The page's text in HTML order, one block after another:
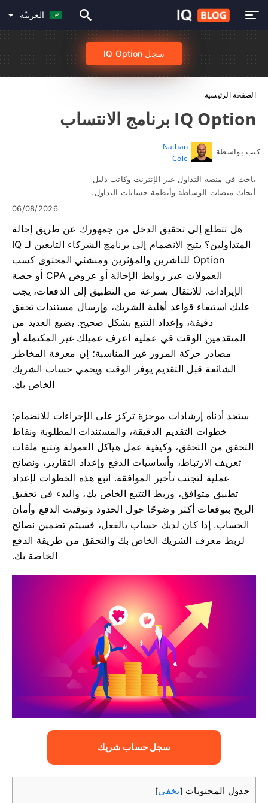
العربيّة
سجل IQ Option
الصفحة الرئيسية
IQ Option برنامج الانتساب
كتب بواسطة
Nathan
Cole
باحث في منصة التداول عبر الإنترنت وكاتب دليل
أبحاث منصات الوساطة وأنظمة حسابات التداول.
06/08/2026
هل تتطلع إلى تحقيق الدخل من جمهورك عن طريق إحالة
المتداولين؟ يتيح الانضمام إلى برنامج الشركاء التابعين لـ IQ
Option للناشرين والمؤثرين ومنشئي المحتوى كسب
العمولات عبر روابط الإحالة أو عروض CPA أو حصة
الإيرادات. للانتقال بسرعة من التطبيق إلى الدفعات، يجب
عليك استيفاء قواعد أهلية الشريك، وإرسال مستندات تحقق
دقيقة، وإعداد التتبع بشكل صحيح. يضيع العديد من
المتقدمين الوقت في عملية اعرف عميلك غير المكتملة أو
مصادر حركة المرور غير المناسبة؛ إن معرفة المخاطر
الشائعة قبل التقديم يوفر الوقت ويحمي حساب الشريك
الخاص بك.
ستجد أدناه إرشادات موجزة تركز على الإجراءات للانضمام:
خطوات التقديم الدقيقة، والمستندات المطلوبة ونقاط
التحقق من التحقق، وكيفية عمل هياكل العمولة وتتبع ملفات
تعريف الارتباط، وأساسيات الدفع وإعداد التقارير، ونصائح
عملية لتجنب تأخير الموافقة. اتبع هذه الخطوات لإعداد
تطبيق متوافق، وربط التتبع الخاص بك، والبدء في تحقيق
الربح بتوقعات أكثر وضوحًا حول الحدود وتوقيت الدفع وأمان
الحساب. إذا كان لديك حساب بالفعل، فسيتم تضمين نصائح
لربط معرف الشريك الخاص بك والتحقق من طريقة الدفع
الخاصة بك.
سجل حساب شريك
جدول المحتويات [يخفي]